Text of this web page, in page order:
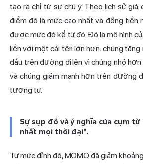
tạo ra chỉ từ sự chú ý. Theolịch sử giá
điểm đó là mức cao nhất và đồng tiền
được mức đó kể từ đó. Đó là mô hình
liền với một cái tên lớn hơn: chúng tăng
đầu trên đường đi lên vì chúng nhỏ
và chúng giảm mạnh hơn trên đường
tương tự.
Sự sụp đổ và ý nghĩa của cụm
nhất mọi thời đại".
Từ mức đỉnh đó, MOMO đã giảm